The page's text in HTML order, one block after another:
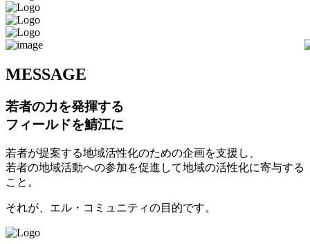
MESSAGE
若者の力を発揮する
フィールドを鯖江に
若者が提案する地域活性化のための企画を支援し、
若者の地域活動への参加を促進して地域の活性化に寄与する
こと。
それが、エル・コミュニティの目的です。